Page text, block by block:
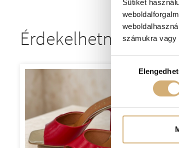
Sütiket
számukra vagy
kiválasztása
Érdekelhetnek még